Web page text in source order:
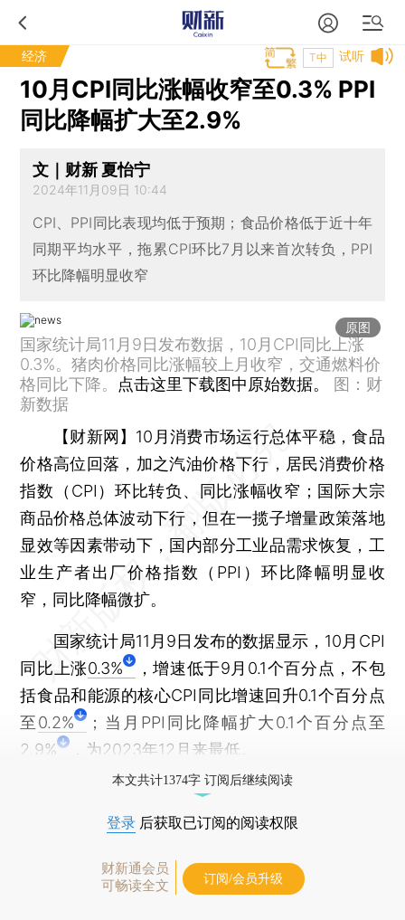
经济 试听
T中
10月CPI同比涨幅收窄至0.3% PPI
同比降幅扩大至2.9%
文｜财新 夏怡宁
2024年11月09日 10:44
CPI、PPI同比表现均低于预期；食品价格低于近十年
同期平均水平，拖累CPI环比7月以来首次转负，PPI
环比降幅明显收窄
原图
国家统计局11月9日发布数据，10月CPI同比上涨
0.3%。猪肉价格同比涨幅较上月收窄，交通燃料价
格同比下降。 点击这里下载图中原始数据。
图：财
新数据
【财新网】 10月消费市场运行总体平稳，食品
价格高位回落，加之汽油价格下行，居民消费价格
指数（CPI）环比转负、同比涨幅收窄；国际大宗
商品价格总体波动下行，但在一揽子增量政策落地
显效等因素带动下，国内部分工业品需求恢复，工
业生产者出厂价格指数（PPI）环比降幅明显收
窄，同比降幅微扩。
国家统计局11月9日发布的数据显示，10月CPI
同比上涨0.3%
，增速低于9月0.1个百分点，不包
括食品和能源的核心CPI同比增速回升0.1个百分点
至0.2%
；当月PPI同比降幅扩大0.1个百分点至
2.9%
，为2023年12月来最低。
本文共计1374字 订阅后继续阅读
登录 后获取已订阅的阅读权限
财新通会员
可畅读全文
订阅/会员升级